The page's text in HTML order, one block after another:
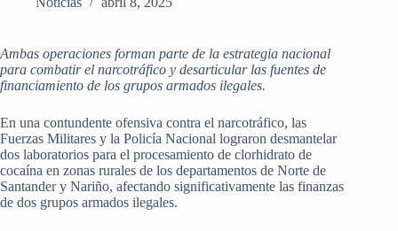
Ambas operaciones forman parte de la estrategia nacional
para combatir el narcotráfico y desarticular las fuentes de
financiamiento de los grupos armados ilegales.
En una contundente ofensiva contra el narcotráfico, las
Fuerzas Militares y la Policía Nacional lograron desmantelar
dos laboratorios para el procesamiento de clorhidrato de
cocaína en zonas rurales de los departamentos de Norte de
Santander y Nariño, afectando significativamente las finanzas
de dos grupos armados ilegales.